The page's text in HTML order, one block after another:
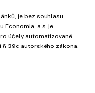
je bez souhlasu
Economia, a.s. je
účely automatizované
§ 39c autorského zákona.